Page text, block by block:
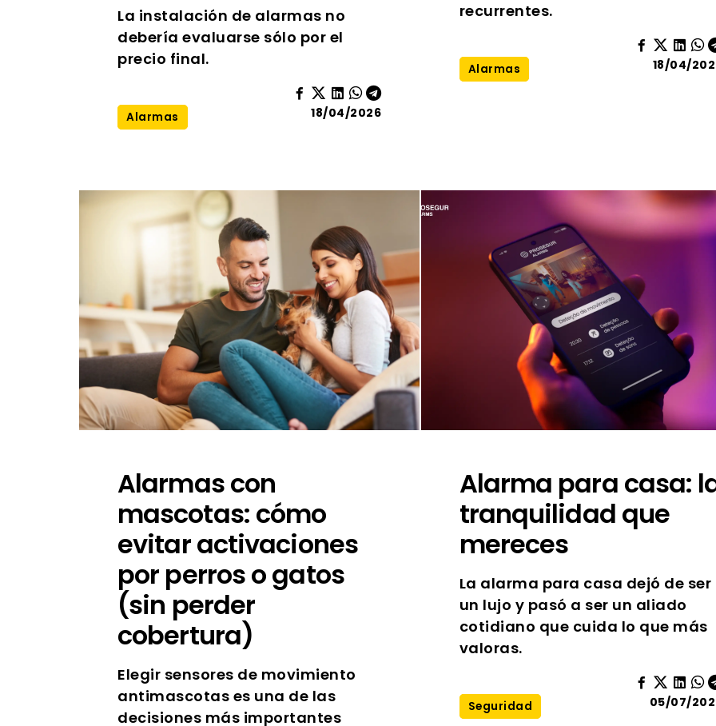
La instalación de alarmas no
debería evaluarse sólo por el
precio final.
Alarmas 18/04/2026
recurrentes.
Alarmas 18/04/
Alarmas con
mascotas: cómo
evitar activaciones
por perros o gatos
(sin perder
cobertura)
Elegir sensores de movimiento
antimascotas es una de las
decisiones más importantes
Alarma para casa:
tranquilidad que
mereces
La alarma para casa dejó de ser
un lujo y pasó a ser un aliado
cotidiano que cuida lo que más
valoras.
Seguridad 05/07/